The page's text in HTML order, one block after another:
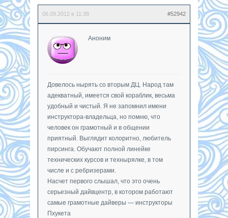
06.09.2012 в 11:38 #52942
Аноним
Довелось нырять со вторым ДЦ. Народ там
адекватный, имеется свой кораблик, весьма
удобный и чистый. Я не запомнил имени
инструктора-владельца, но помню, что
человек он грамотный и в общении
приятный. Выглядит колоритно, любитель
пирсинга. Обучают полной линейке
технических курсов и технырялке, в том
числе и с ребризерами.
Насчет первого слышал, что это очень
серьезный дайвцентр, в котором работают
самые грамотные дайверы — инструкторы
Пхукета